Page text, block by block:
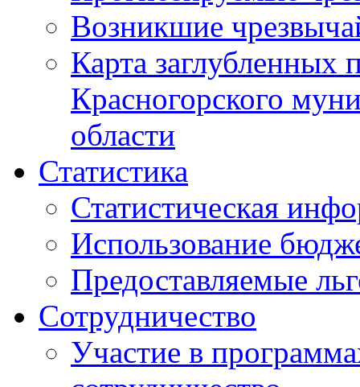
Возникшие
Карта
Красногорского
области
Статистика
Статистическая
Использование
Предоставляемые
Сотрудничество
Участие в